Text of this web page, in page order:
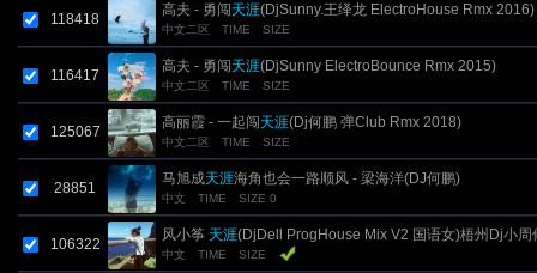
118418
高夫 - 勇闯 天涯(DjSunny.王绎龙 ElectroHouse Rmx 2016)
中文二区 TIME SIZE
116417
高夫 - 勇闯 天涯(DjSunny ElectroBounce Rmx 2015)
中文二区 TIME SIZE
125067
高丽霞 - 一起闯 天涯(Dj何鹏 弹Club Rmx 2018)
中文二区 TIME SIZE
28851
马旭成天涯海角也会一路顺风 - 梁海洋(DJ何鹏)
中文 TIME SIZE 0
106322
风小筝 天涯(DjDell ProgHouse Mix V2 国语女)梧州Dj小周
中文 TIME SIZE